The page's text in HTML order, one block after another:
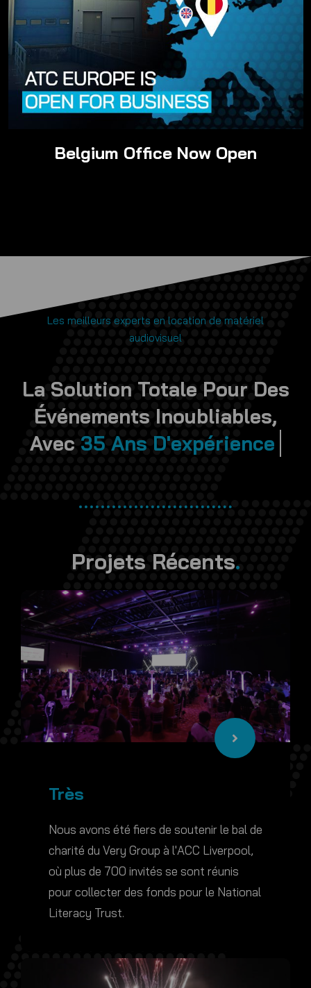
Cérémonies de remise de prix
Événements sportifs
Lancement de produits
Événements virtuels
Les meilleurs experts en location de matériel
audiovisuel
La Solution Totale Pour Des
Événements Inoubliables,
Avec
Projets Récents.
Très
Nous avons été fiers de soutenir le bal de
charité du Very Group à l'ACC Liverpool,
où plus de 700 invités se sont réunis
pour collecter des fonds pour le National
Literacy Trust.
Belgium Office Now Open